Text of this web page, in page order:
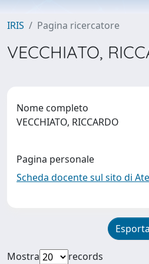
IRIS Pagina ricercatore
VECCHIATO,
Nome completo
VECCHIATO, RICCARDO
Pagina personale
Scheda docente sul sito di
Mostra
records